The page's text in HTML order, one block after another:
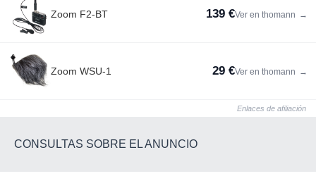
Zoom F2-BT 139 €Ver en thomann →
Zoom WSU-1 29 €Ver en thomann →
Enlaces de afiliación
CONSULTAS SOBRE EL ANUNCIO